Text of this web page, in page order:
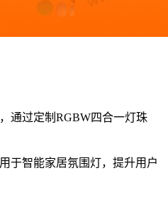
通过定制RGBW四合一灯珠
于智能家居氛围灯，提升用户